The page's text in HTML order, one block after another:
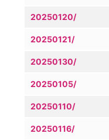
20250120/
20250121/
20250130/
20250105/
20250110/
20250116/